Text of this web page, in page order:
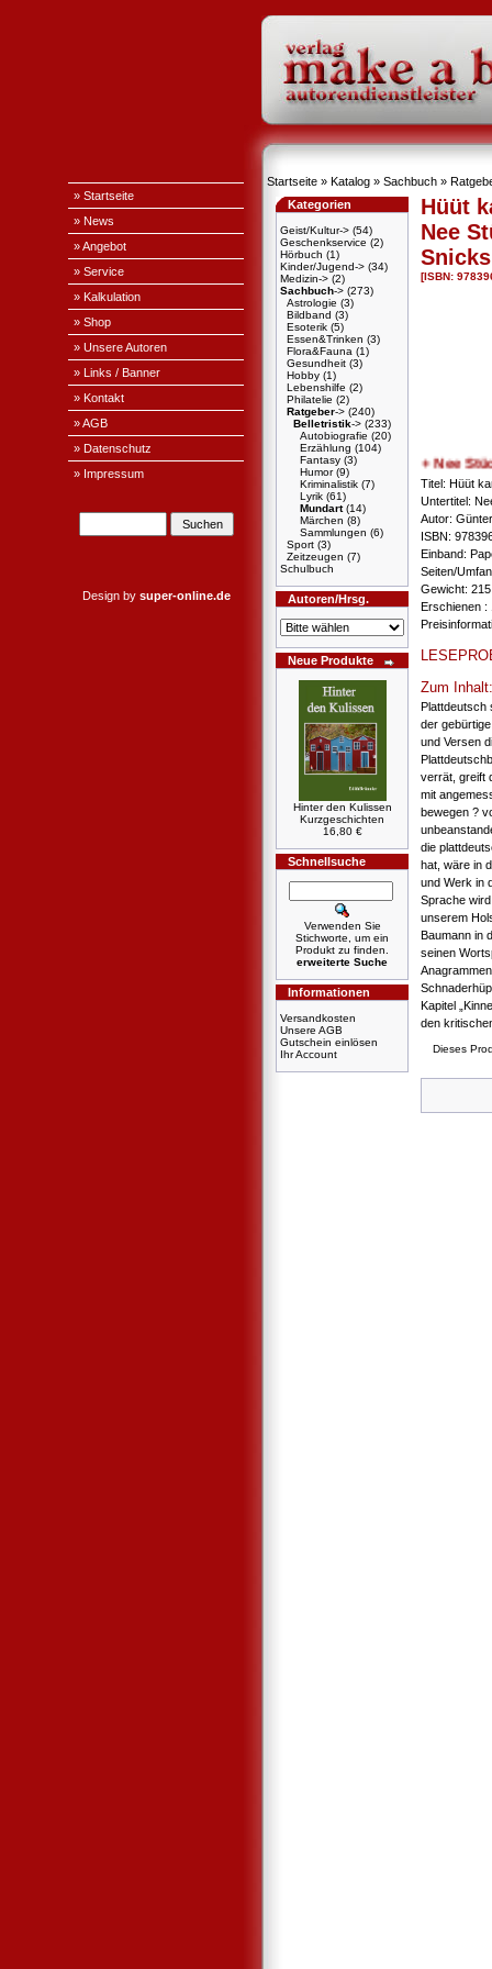
» Startseite
» News
» Angebot
» Service
» Kalkulation
» Shop
» Unsere Autoren
» Links / Banner
» Kontakt
» AGB
» Datenschutz
» Impressum
Design by super-online.de
Startseite » Katalog » Sachbuch »
Kategorien
Geist/Kultur-> (54)
Geschenkservice (2)
Hörbuch (1)
Kinder/Jugend-> (34)
Medizin-> (2)
Sachbuch-> (273)
Astrologie (3)
Bildband (3)
Esoterik (5)
Essen&Trinken (3)
Flora&Fauna (1)
Gesundheit (3)
Hobby (1)
Lebenshilfe (2)
Philatelie (2)
Ratgeber-> (240)
Belletristik-> (233)
Autobiografie (20)
Erzählung (104)
Fantasy (3)
Humor(9)
Kriminalistik (7)
Lyrik (61)
Mundart(14)
Märchen (8)
Sammlungen (6)
Sport (3)
Zeitzeugen (7)
Schulbuch
Autoren/Hrsg.
Neue Produkte
Hinter den Kulissen
Kurzgeschichten
16,80 €
Schnellsuche
Verwenden Sie
Stichworte, um ein
Produkt zu finden.
erweiterte Suche
Informationen
Versandkosten
Unsere AGB
Gutschein einlösen
Ihr Account
Hüüt
Nee
[ISBN:
+ + + Nee
Titel: Hüüt
Untertitel:
Autor:
ISBN:
Einband:
Seiten/
Gewicht:
Erschienen :
Zum Inhalt:
Plattdeutsch
der
und Versen
verrät, greift
mit
bewegen ?
die
hat, wäre in
und Werk in
Sprache
unserem
Baumann in
seinen
Kapitel
den
Dieses